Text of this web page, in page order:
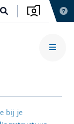
bij je